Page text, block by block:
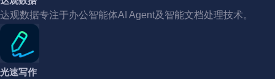
达观数据专注于办公智能体AI Agent及智能文档处理技术。
光速写作